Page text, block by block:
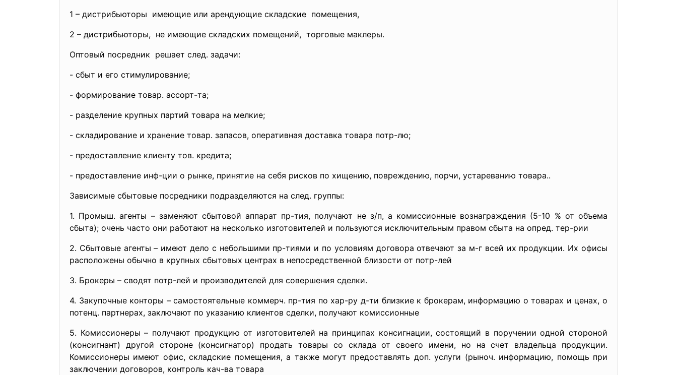
1 – дистрибьюторы имеющие или арендующие складские помещения,
2 – дистрибьюторы, не имеющие складских помещений, торговые маклеры.
Оптовый посредник решает след. задачи:
- сбыт и его стимулирование;
- формирование товар. ассорт-та;
- разделение крупных партий товара на мелкие;
- складирование и хранение товар. запасов, оперативная доставка товара потр-лю;
- предоставление клиенту тов. кредита;
- предоставление инф-ции о рынке, принятие на себя рисков по хищению, повреждению, порчи, устареванию товара..
Зависимые сбытовые посредники подразделяются на след. группы:
1. Промыш. агенты – заменяют сбытовой аппарат пр-тия, получают не з/п, а комиссионные вознаграждения (5-10 % от объема
сбыта); очень часто они работают на несколько изготовителей и пользуются исключительным правом сбыта на опред. тер-рии
2. Сбытовые агенты – имеют дело с небольшими пр-тиями и по условиям договора отвечают за м-г всей их продукции. Их офисы
расположены обычно в крупных сбытовых центрах в непосредственной близости от потр-лей
3. Брокеры – сводят потр-лей и производителей для совершения сделки.
4. Закупочные конторы – самостоятельные коммерч. пр-тия по хар-ру д-ти близкие к брокерам, информацию о товарах и ценах, о
потенц. партнерах, заключают по указанию клиентов сделки, получают комиссионные
5. Комиссионеры – получают продукцию от изготовителей на принципах консигнации, состоящий в поручении одной стороной
(консигнант) другой стороне (консигнатор) продать товары со склада от своего имени, но на счет владельца продукции.
Комиссионеры имеют офис, складские помещения, а также могут предоставлять доп. услуги (рыноч. информацию, помощь при
заключении договоров, контроль кач-ва товара